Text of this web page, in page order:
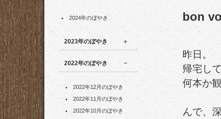
2024年のぼやき
2023年のぼやき
2022年のぼやき
2022年12月のぼやき
2022年11月のぼやき
2022年10月のぼやき
bon
昨日。
帰宅し
何本か
んで、